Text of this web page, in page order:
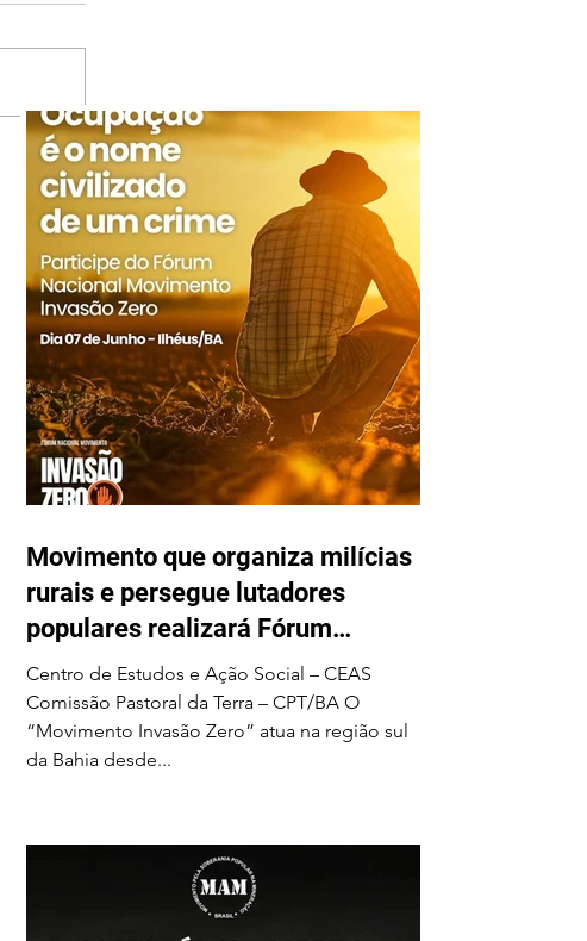
CONVITE | Seminário “A
Mineração – Impactos e
Desafios para o Território do
Baixo Sul” será realizado nos
dias 04 e 05 de setembro em
Camamu
Movimento que organiza milícias
rurais e persegue lutadores
populares realizará Fórum
Nacional em Ilhéus em junho
Centro de Estudos e Ação Social – CEAS
Comissão Pastoral da Terra – CPT/BA O
“Movimento Invasão Zero” atua na região sul
da Bahia desde...